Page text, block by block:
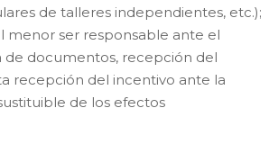
de talleres independientes, etc.);
menor ser responsable ante el
de documentos, recepción del
recepción del incentivo ante la
de los efectos